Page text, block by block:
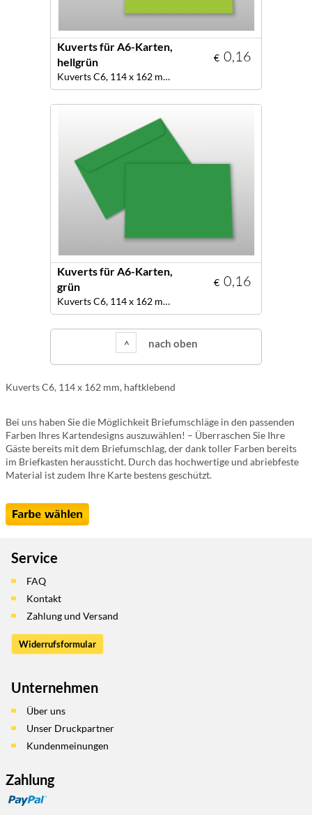
€ 0,16
Kuverts für A6-Karten,
hellgrün
Kuverts C6, 114 x 162 mm, Farbe hellgrün
€ 0,16
Kuverts für A6-Karten,
grün
Kuverts C6, 114 x 162 mm, Farbe grün
nach oben
Kuverts C6, 114 x 162 mm, haftklebend
Bei uns haben Sie die Möglichkeit Briefumschläge in den passenden
Farben Ihres Kartendesigns auszuwählen! – Überraschen Sie Ihre
Gäste bereits mit dem Briefumschlag, der dank toller Farben bereits
im Briefkasten heraussticht. Durch das hochwertige und abriebfeste
Material ist zudem Ihre Karte bestens geschützt.
Service
FAQ
Kontakt
Zahlung und Versand
Widerrufsformular
Unternehmen
Über uns
Unser Druckpartner
Kundenmeinungen
Zahlung